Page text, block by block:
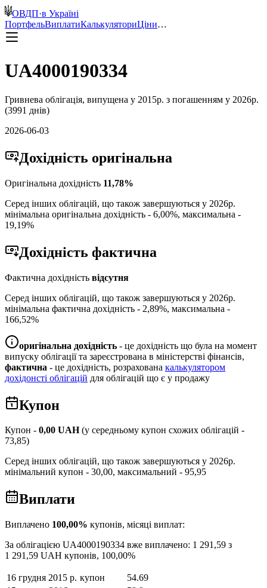
ОВДП·в Україні
ПортфельВиплатиКалькуляториЦіни…
UA4000190334
Гривнева облігація, випущена у 2015р. з погашенням у 2026р.
(3991 днів)
2026-06-03
Дохідність оригінальна
Оригінальна дохідність 11,78%
Серед інших облігацій, що також завершуються у 2026р.
мінімальна оригінальна дохідність - 6,00%, максимальна -
19,19%
Дохідність фактична
Фактична дохідність відсутня
Серед інших облігацій, що також завершуються у 2026р.
мінімальна фактична дохідність - 2,89%, максимальна -
166,52%
оригінальна дохідність - це дохідність що була на момент
випуску облігації та зареєстрована в міністерстві фінансів,
фактична - це дохідність, розрахована калькулятором
дохідонсті облігацій для облігацій що є у продажу
Купон
Купон - 0,00 UAH (у середньому купон схожих облігацій -
73,85)
Серед інших облігацій, що також завершуються у 2026р.
мінімальний купон - 30,00, максимальний - 95,95
Виплати
Виплачено 100,00% купонів, місяці виплат:
За облігацією UA4000190334 вже виплачено: 1 291,59 з
1 291,59 UAH купонів, 100,00%
16 грудня 2015 р. купон
54.69